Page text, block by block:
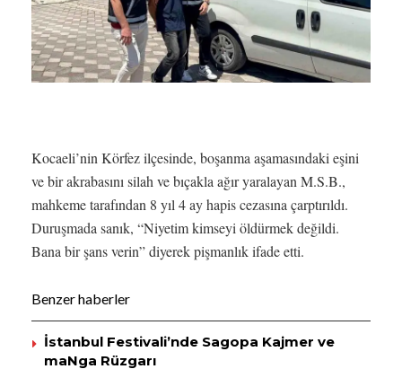
Kocaeli’nin Körfez ilçesinde, boşanma aşamasındaki eşini
ve bir akrabasını silah ve bıçakla ağır yaralayan M.S.B.,
mahkeme tarafından 8 yıl 4 ay hapis cezasına çarptırıldı.
Duruşmada sanık, “Niyetim kimseyi öldürmek değildi.
Bana bir şans verin” diyerek pişmanlık ifade etti.
Benzer haberler
İstanbul Festivali’nde Sagopa Kajmer ve
maNga Rüzgarı